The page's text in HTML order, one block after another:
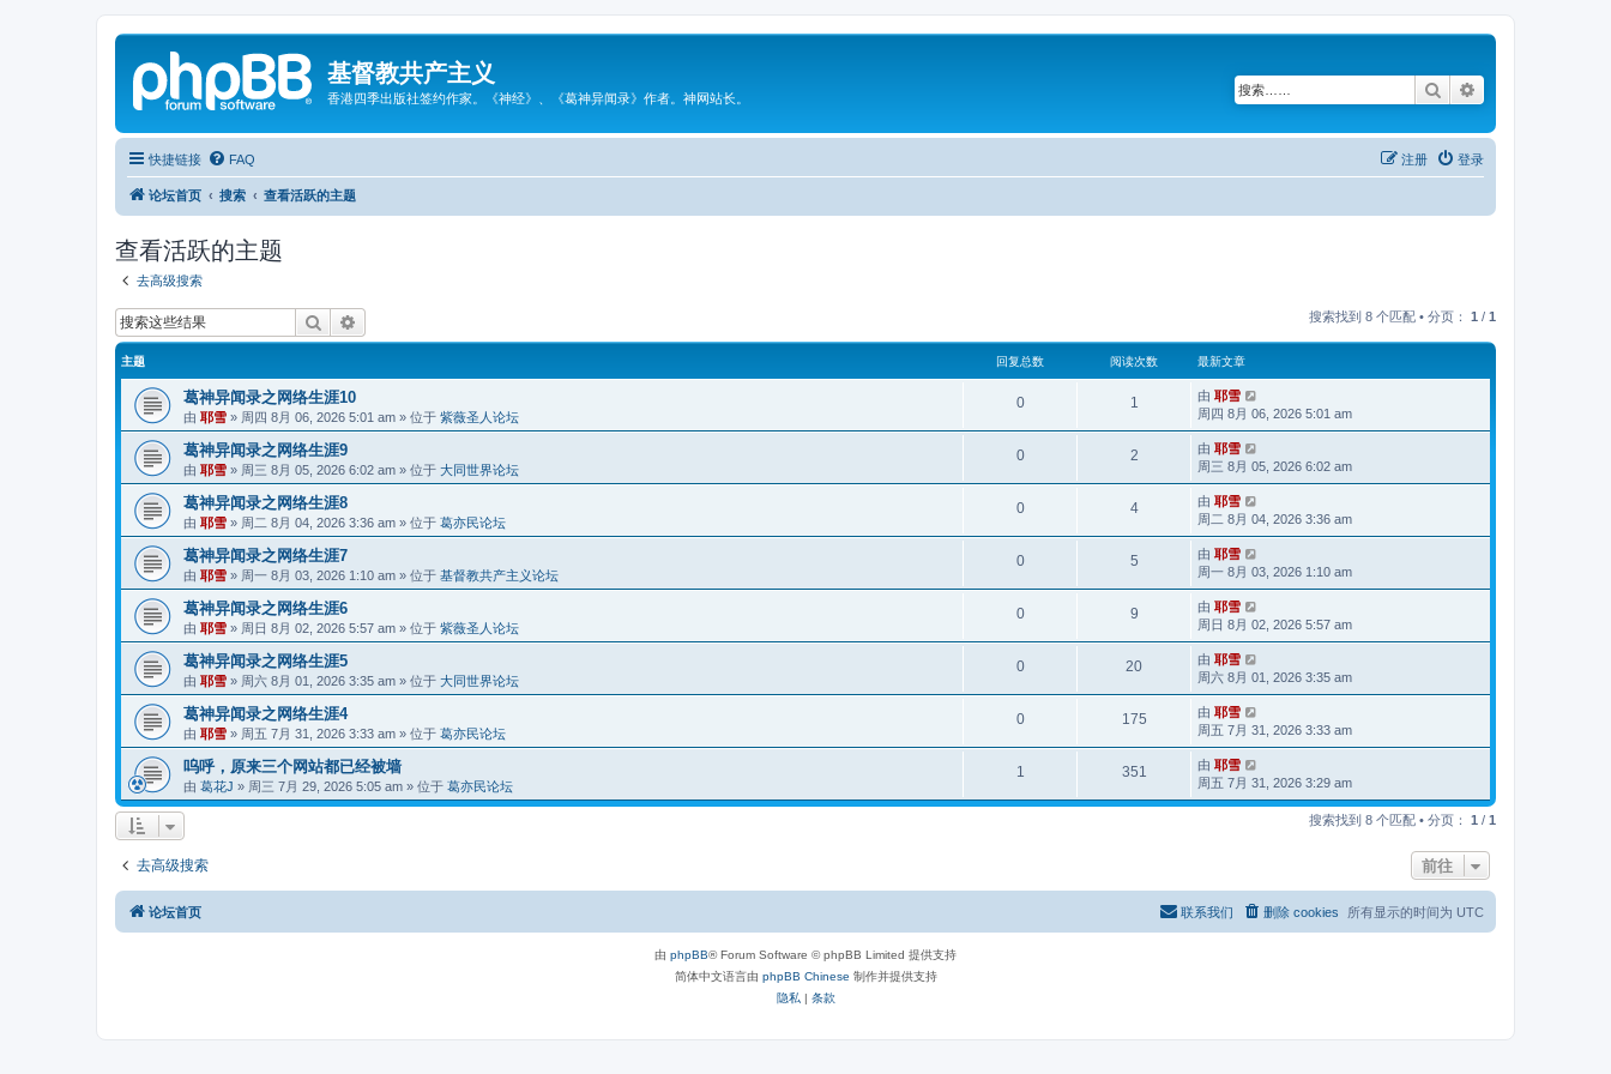
基督教共产主义
香港四季出版社签约作家。《神经》、《葛神异闻录》作者。神网站长。 搜索
快捷链接 FAQ 登录
注册
论坛首页 搜索 查看活跃的主题
查看活跃的主题
去高级搜索
搜索 搜索找到 8 个匹配 • 分页： 1 / 1
主题 回复总数 阅读次数 最新文章
葛神异闻录之网络生涯10
由 耶雪 » 周四 8月 06, 2026 5:01 am » 位于 紫薇圣人论坛
0 1 由 耶雪
周四 8月 06, 2026 5:01 am
葛神异闻录之网络生涯9
由 耶雪 » 周三 8月 05, 2026 6:02 am » 位于 大同世界论坛
0 2 由 耶雪
周三 8月 05, 2026 6:02 am
葛神异闻录之网络生涯8
由 耶雪 » 周二 8月 04, 2026 3:36 am » 位于 葛亦民论坛
0 4 由 耶雪
周二 8月 04, 2026 3:36 am
葛神异闻录之网络生涯7
由 耶雪 » 周一 8月 03, 2026 1:10 am » 位于 基督教共产主义论坛
0 5 由 耶雪
周一 8月 03, 2026 1:10 am
葛神异闻录之网络生涯6
由 耶雪 » 周日 8月 02, 2026 5:57 am » 位于 紫薇圣人论坛
0 9 由 耶雪
周日 8月 02, 2026 5:57 am
葛神异闻录之网络生涯5
由 耶雪 » 周六 8月 01, 2026 3:35 am » 位于 大同世界论坛
0 20 由 耶雪
周六 8月 01, 2026 3:35 am
葛神异闻录之网络生涯4
由 耶雪 » 周五 7月 31, 2026 3:33 am » 位于 葛亦民论坛
0 175 由 耶雪
周五 7月 31, 2026 3:33 am
呜呼，原来三个网站都已经被墙
由 葛花J » 周三 7月 29, 2026 5:05 am » 位于 葛亦民论坛
1 351 由 耶雪
周五 7月 31, 2026 3:29 am
搜索找到 8 个匹配 • 分页： 1 / 1
去高级搜索 前往
论坛首页 所有显示的时间为 UTC
删除 cookies
联系我们
由 phpBB® Forum Software © phpBB Limited 提供支持
简体中文语言由 phpBB Chinese 制作并提供支持
隐私 | 条款